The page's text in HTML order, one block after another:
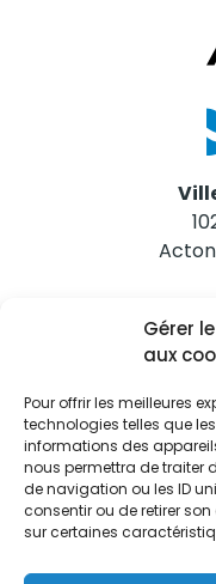
Gérer
aux
Pour offrir les meilleures
technologies telles que
informations des
nous permettra de traiter
de navigation ou les ID
consentir ou de retirer
sur certaines
Acton
Abonnez-